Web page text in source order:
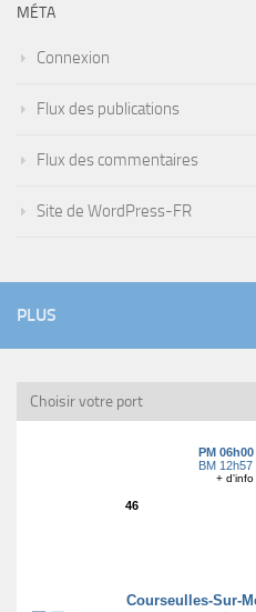
MÉTA
Connexion
Flux des publications
Flux des commentaires
Site de WordPress-FR
PLUS